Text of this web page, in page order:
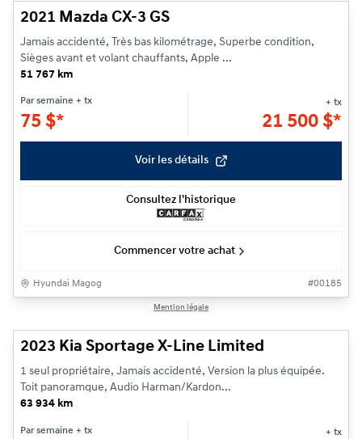
2021 Mazda CX-3 GS
Jamais accidenté, Très bas kilométrage, Superbe condition,
Sièges avant et volant chauffants, Apple ...
51 767 km
Par semaine + tx
75 $*
+ tx
21 500 $*
Voir les détails
Consultez l'historique
Commencer votre achat
Hyundai Magog #00185
Mention légale
2023 Kia Sportage X-Line Limited
1 seul propriétaire, Jamais accidenté, Version la plus équipée.
Toit panoramque, Audio Harman/Kardon...
63 934 km
Par semaine + tx + tx